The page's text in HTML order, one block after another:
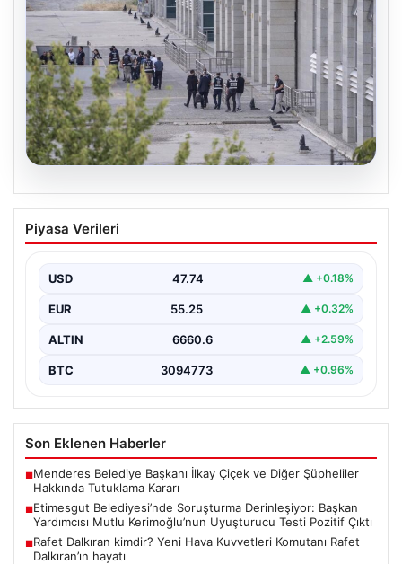
Etimesgut Belediyesi’nde Soruşturma
Derinleşiyor: Başkan Yardımcısı Mutlu
Çıktı
Ankara Batı Cumhuriyet Başsavcılığı tarafından
yürütülen kapsamlı soruşturma kapsamında Etimesgut
Piyasa Verileri
USD 47.74 ▲ +0.18%
EUR 55.25 ▲ +0.32%
ALTIN 6660.6 ▲ +2.59%
BTC 3094773 ▲ +0.96%
Son Eklenen Haberler
■Menderes Belediye Başkanı İlkay Çiçek ve Diğer Şüpheliler
Hakkında Tutuklama Kararı
■Etimesgut Belediyesi’nde Soruşturma Derinleşiyor: Başkan
Yardımcısı Mutlu Kerimoğlu’nun Uyuşturucu Testi Pozitif Çıktı
■Rafet Dalkıran kimdir? Yeni Hava Kuvvetleri Komutanı Rafet
Dalkıran’ın hayatı